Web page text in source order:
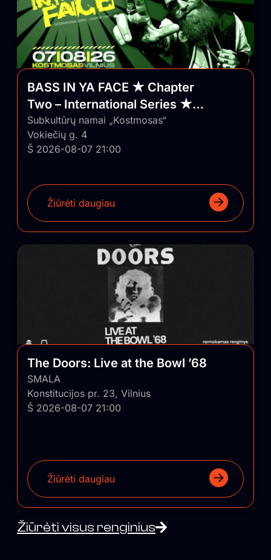
BASS IN YA FACE ★ Chapter
Two – International Series ★
Vilnius/Lithuania
Subkultūrų namai „Kostmosas“
Vokiečių g. 4
Š 2026-08-07 21:00
Žiūrėti daugiau
The Doors: Live at the Bowl ’68
SMALA
Konstitucijos pr. 23, Vilnius
Š 2026-08-07 21:00
Žiūrėti daugiau
Žiūrėti visus renginius